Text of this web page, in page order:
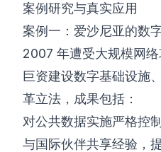
案例研究与真实应用
案例一：爱沙尼亚的数
2007 年遭受大规模网
巨资建设数字基础设施
革立法，成果包括：
对公共数据实施严格控制
与国际伙伴共享经验，